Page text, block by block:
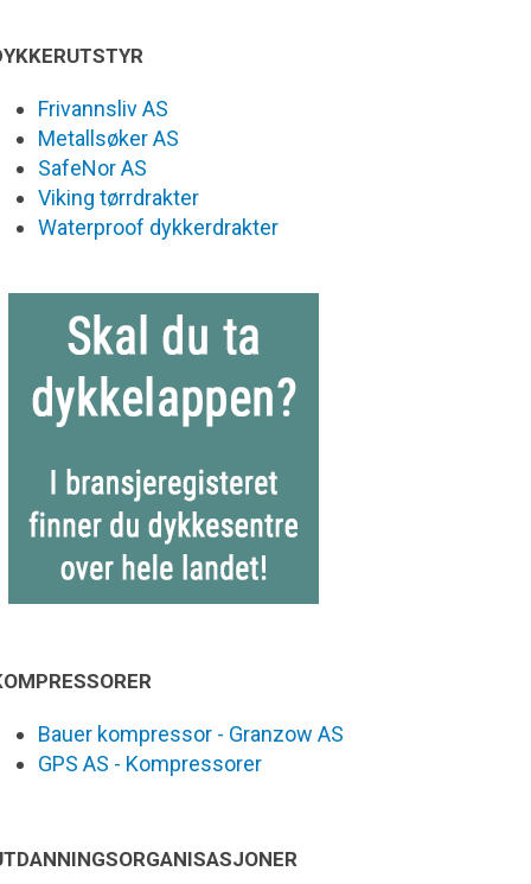
Frivannsliv AS
Metallsøker AS
SafeNor AS
Viking tørrdrakter
Waterproof dykkerdrakter
Bauer kompressor - Granzow AS
GPS AS - Kompressorer